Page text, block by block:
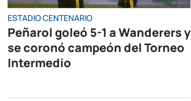
ESTADIO CENTENARIO
Peñarol goleó 5-1 a Wanderers y
se coronó campeón del Torneo
Intermedio